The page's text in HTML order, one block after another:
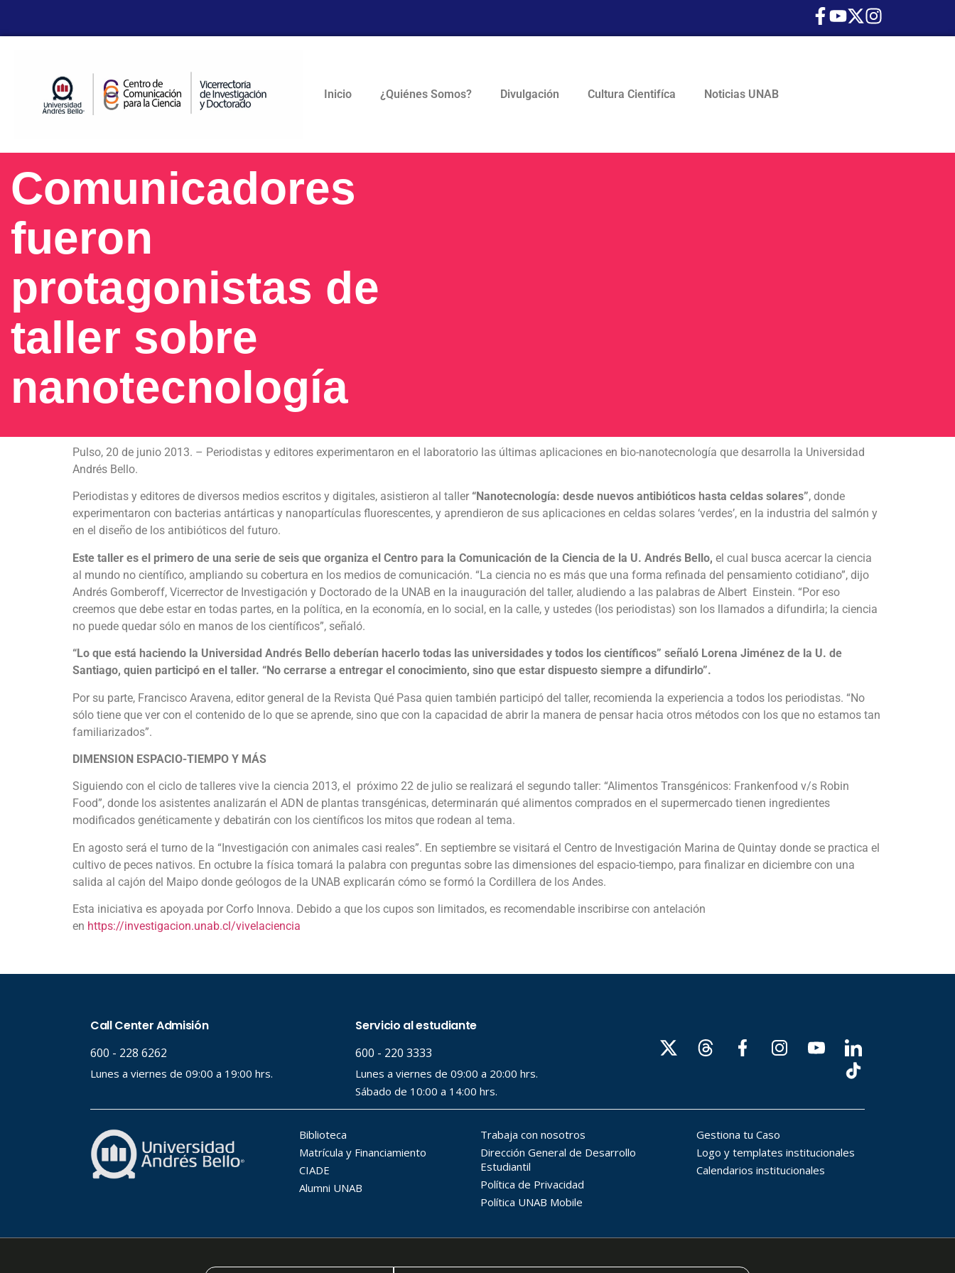
Inicio ¿Quiénes Somos? Divulgación Cultura Cientifíca Noticias UNAB
Comunicadores
fueron
protagonistas de
taller sobre
nanotecnología
Pulso, 20 de junio 2013. – Periodistas y editores experimentaron en el laboratorio las últimas aplicaciones en bio-nanotecnología que desarrolla la Universidad
Andrés Bello.
Periodistas y editores de diversos medios escritos y digitales, asistieron al taller “Nanotecnología: desde nuevos antibióticos hasta celdas solares”, donde
experimentaron con bacterias antárticas y nanopartículas fluorescentes, y aprendieron de sus aplicaciones en celdas solares ‘verdes’, en la industria del salmón y
en el diseño de los antibióticos del futuro.
Este taller es el primero de una serie de seis que organiza el Centro para la Comunicación de la Ciencia de la U. Andrés Bello, el cual busca acercar la ciencia
al mundo no científico, ampliando su cobertura en los medios de comunicación. “La ciencia no es más que una forma refinada del pensamiento cotidiano”, dijo
Andrés Gomberoff, Vicerrector de Investigación y Doctorado de la UNAB en la inauguración del taller, aludiendo a las palabras de Albert Einstein. “Por eso
creemos que debe estar en todas partes, en la política, en la economía, en lo social, en la calle, y ustedes (los periodistas) son los llamados a difundirla; la ciencia
no puede quedar sólo en manos de los científicos”, señaló.
“Lo que está haciendo la Universidad Andrés Bello deberían hacerlo todas las universidades y todos los científicos” señaló Lorena Jiménez de la U. de
Santiago, quien participó en el taller. “No cerrarse a entregar el conocimiento, sino que estar dispuesto siempre a difundirlo”.
Por su parte, Francisco Aravena, editor general de la Revista Qué Pasa quien también participó del taller, recomienda la experiencia a todos los periodistas. “No
sólo tiene que ver con el contenido de lo que se aprende, sino que con la capacidad de abrir la manera de pensar hacia otros métodos con los que no estamos tan
familiarizados”.
DIMENSION ESPACIO-TIEMPO Y MÁS
Siguiendo con el ciclo de talleres vive la ciencia 2013, el próximo 22 de julio se realizará el segundo taller: “Alimentos Transgénicos: Frankenfood v/s Robin
Food”, donde los asistentes analizarán el ADN de plantas transgénicas, determinarán qué alimentos comprados en el supermercado tienen ingredientes
modificados genéticamente y debatirán con los científicos los mitos que rodean al tema.
En agosto será el turno de la “Investigación con animales casi reales”. En septiembre se visitará el Centro de Investigación Marina de Quintay donde se practica el
cultivo de peces nativos. En octubre la física tomará la palabra con preguntas sobre las dimensiones del espacio-tiempo, para finalizar en diciembre con una
salida al cajón del Maipo donde geólogos de la UNAB explicarán cómo se formó la Cordillera de los Andes.
Esta iniciativa es apoyada por Corfo Innova. Debido a que los cupos son limitados, es recomendable inscribirse con antelación
en https://investigacion.unab.cl/vivelaciencia